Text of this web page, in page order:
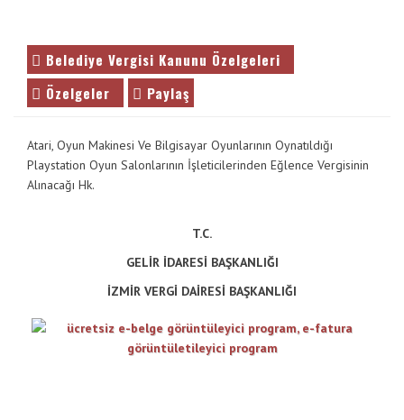
Belediye Vergisi Kanunu Özelgeleri
Özelgeler
Paylaş
Atari, Oyun Makinesi Ve Bilgisayar Oyunlarının Oynatıldığı
Playstation Oyun Salonlarının İşleticilerinden Eğlence Vergisinin
Alınacağı Hk.
T.C.
GELİR İDARESİ BAŞKANLIĞI
İZMİR VERGİ DAİRESİ BAŞKANLIĞI